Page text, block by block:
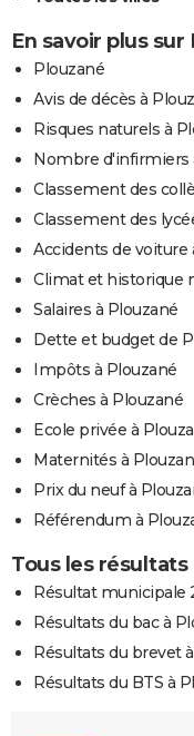
En savoir plus sur
Plouzané
Avis de décès à
Risques naturels à
Nombre d'infirmiers
Classement des
Classement des
Accidents de voiture
Climat et historique
Salaires à Plouzané
Dette et budget de
Impôts à Plouzané
Crèches à Plouzané
Ecole privée à
Maternités à
Prix du neuf à
Référendum à
Tous les
Résultat municipale
Résultats du bac à
Résultats du brevet
Résultats du BTS à